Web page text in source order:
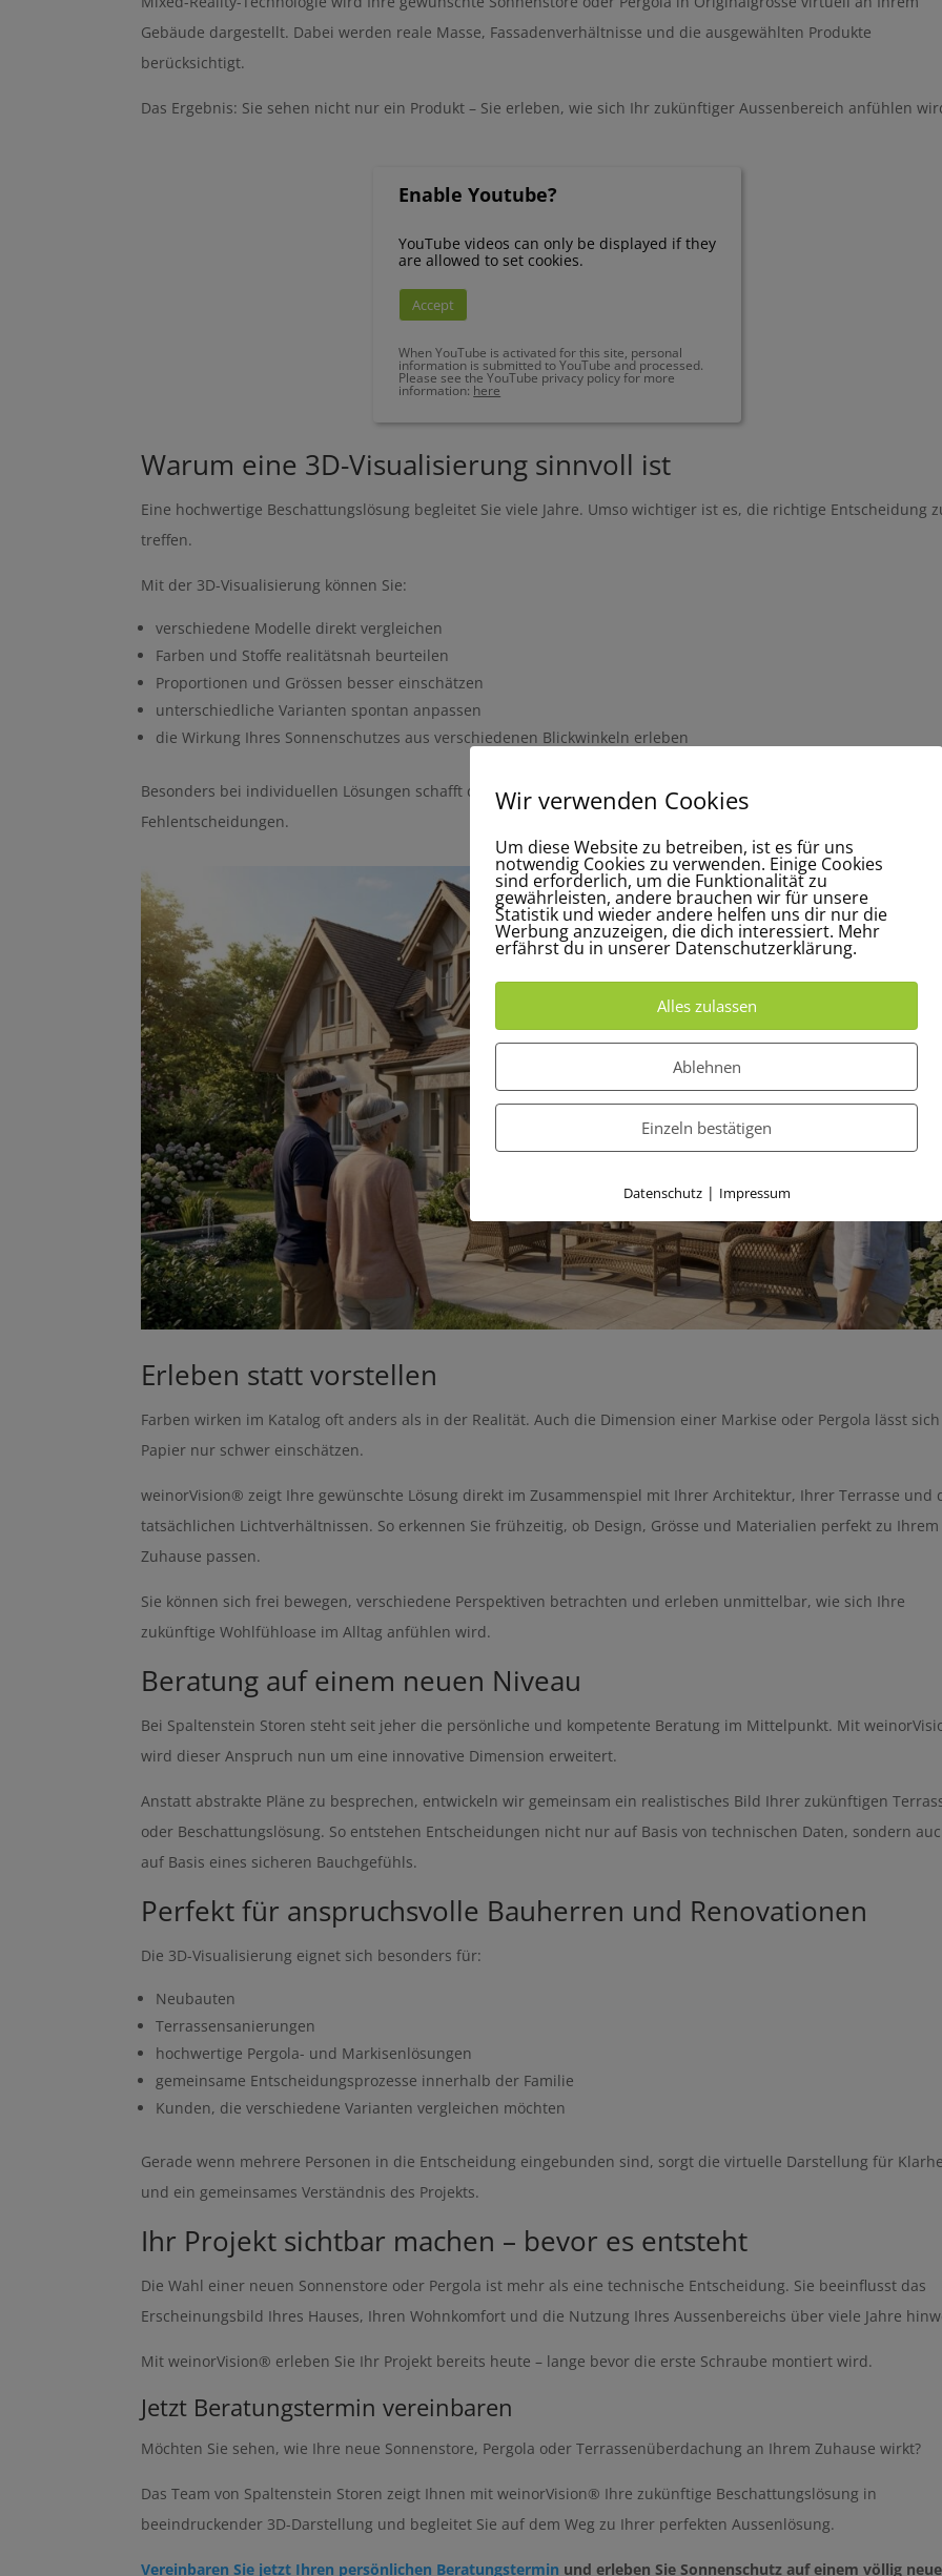
Gebäude dargestellt. Dabei werden reale Masse, Fassadenverhältnisse und die ausgewählten Produkte
berücksichtigt.
Das Ergebnis: Sie sehen nicht nur ein Produkt – Sie erleben, wie sich Ihr zukünftiger Aussenbereich anfühlen
Enable Youtube?
YouTube videos can only be displayed if they
are allowed to set cookies.
Accept
When YouTube is activated for this site, personal
information is submitted to YouTube and processed.
Please see the YouTube privacy policy for more
information: here
Warum eine 3D-Visualisierung sinnvoll ist
Eine hochwertige Beschattungslösung begleitet Sie viele Jahre. Umso wichtiger ist es, die richtige Entscheidung
treffen.
Mit der 3D-Visualisierung können Sie:
verschiedene Modelle direkt vergleichen
Farben und Stoffe realitätsnah beurteilen
Proportionen und Grössen besser einschätzen
unterschiedliche Varianten spontan anpassen
die Wirkung Ihres Sonnenschutzes aus verschiedenen Blickwinkeln erleben
Besonders bei individuellen Lösungen schafft dies deutlich mehr Planungssicherheit und reduziert das Risiko
Fehlentscheidungen.
Erleben statt vorstellen
Farben wirken im Katalog oft anders als in der Realität. Auch die Dimension einer Markise oder Pergola lässt
Papier nur schwer einschätzen.
weinorVision® zeigt Ihre gewünschte Lösung direkt im Zusammenspiel mit Ihrer Architektur, Ihrer Terrasse und
tatsächlichen Lichtverhältnissen. So erkennen Sie frühzeitig, ob Design, Grösse und Materialien perfekt zu Ihrem
Zuhause passen.
Sie können sich frei bewegen, verschiedene Perspektiven betrachten und erleben unmittelbar, wie sich Ihre
zukünftige Wohlfühloase im Alltag anfühlen wird.
Beratung auf einem neuen Niveau
Bei Spaltenstein Storen steht seit jeher die persönliche und kompetente Beratung im Mittelpunkt. Mit
wird dieser Anspruch nun um eine innovative Dimension erweitert.
Anstatt abstrakte Pläne zu besprechen, entwickeln wir gemeinsam ein realistisches Bild Ihrer zukünftigen
oder Beschattungslösung. So entstehen Entscheidungen nicht nur auf Basis von technischen Daten, sondern
auf Basis eines sicheren Bauchgefühls.
Perfekt für anspruchsvolle Bauherren und Renovationen
Die 3D-Visualisierung eignet sich besonders für:
Neubauten
Terrassensanierungen
hochwertige Pergola- und Markisenlösungen
gemeinsame Entscheidungsprozesse innerhalb der Familie
Kunden, die verschiedene Varianten vergleichen möchten
Gerade wenn mehrere Personen in die Entscheidung eingebunden sind, sorgt die virtuelle Darstellung für
und ein gemeinsames Verständnis des Projekts.
Ihr Projekt sichtbar machen – bevor es entsteht
Die Wahl einer neuen Sonnenstore oder Pergola ist mehr als eine technische Entscheidung. Sie beeinflusst das
Erscheinungsbild Ihres Hauses, Ihren Wohnkomfort und die Nutzung Ihres Aussenbereichs über viele Jahre
Mit weinorVision® erleben Sie Ihr Projekt bereits heute – lange bevor die erste Schraube montiert wird.
Jetzt Beratungstermin vereinbaren
Möchten Sie sehen, wie Ihre neue Sonnenstore, Pergola oder Terrassenüberdachung an Ihrem Zuhause wirkt?
Das Team von Spaltenstein Storen zeigt Ihnen mit weinorVision® Ihre zukünftige Beschattungslösung in
beeindruckender 3D-Darstellung und begleitet Sie auf dem Weg zu Ihrer perfekten Aussenlösung.
Vereinbaren Sie jetzt Ihren persönlichen Beratungstermin und erleben Sie Sonnenschutz auf einem völlig
Wir verwenden Cookies
Um diese Website zu betreiben, ist es für uns
notwendig Cookies zu verwenden. Einige Cookies
sind erforderlich, um die Funktionalität zu
gewährleisten, andere brauchen wir für unsere
Statistik und wieder andere helfen uns dir nur die
Werbung anzuzeigen, die dich interessiert. Mehr
erfährst du in unserer Datenschutzerklärung.
Alles zulassen
Ablehnen
Einzeln bestätigen
Datenschutz| Impressum